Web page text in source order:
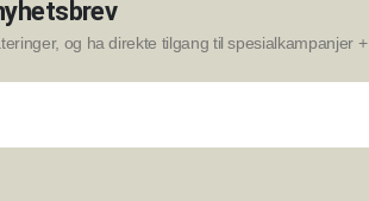
og ha direkte tilgang til spesialkampanjer +